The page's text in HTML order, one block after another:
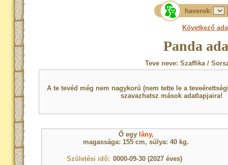
haverok:
Következő
Panda
Teve neve: Szaffika /
A te tevéd még nem nagykorú (nem tette le a
szavazhatsz mások adatlapjaira!
Ő egy lány,
magassága: 155 cm, súlya: 40 kg.
Születési idő: 0000-09-30 (2027 éves)